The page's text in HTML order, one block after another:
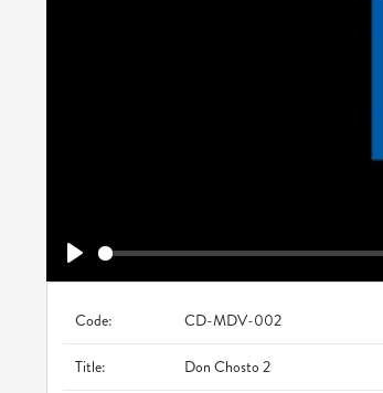
Code: CD-MDV-002
Title: Don Chosto 2